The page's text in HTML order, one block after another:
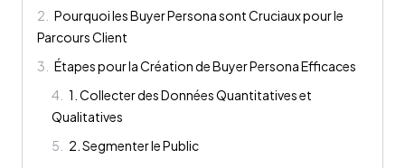
2
Pourquoi les Buyer Persona sont Cruciaux pour le
Parcours Client
3
Étapes pour la Création de Buyer Persona Efficaces
4
1. Collecter des Données Quantitatives et
Qualitatives
5
2. Segmenter le Public